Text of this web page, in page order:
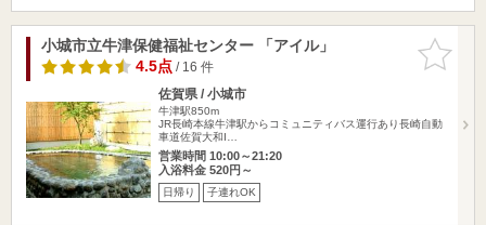
お気に入
りに追加
小城市立牛津保健福祉センター 「アイル」
4.5点/ 16 件
佐賀県 / 小城市
牛津駅850m
JR長崎本線牛津駅からコミュニティバス運行あり長崎自動
車道佐賀大和I…
営業時間 10:00～21:20
入浴料金 520円～
日帰り 子連れOK